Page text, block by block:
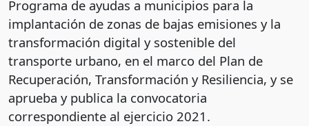
Programa de ayudas a municipios para la
implantación de zonas de bajas emisiones y la
transformación digital y sostenible del
transporte urbano, en el marco del Plan de
Recuperación, Transformación y Resiliencia, y se
aprueba y publica la convocatoria
correspondiente al ejercicio 2021.